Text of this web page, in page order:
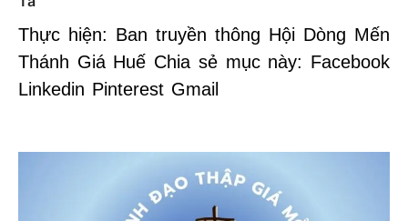
Thực hiện: Ban truyền thông Hội Dòng Mến
Thánh Giá Huế Chia sẻ mục này: Facebook
Linkedin Pinterest Gmail